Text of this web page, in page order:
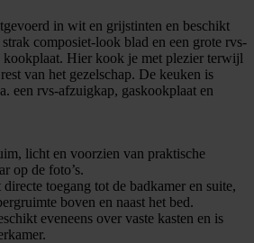
in wit en grijstinten en beschikt
composiet-look blad en een grote rvs-
kookplaat. Hier kook je met plezier terwijl
van het gezelschap. De keuken is
een rvs-afzuigkap, gaskookplaat en
licht en voorzien van praktische
op de foto’s.
toegang tot de badkamer en suite,
boven en naast het bed.
eveneens over vaste kasten en is